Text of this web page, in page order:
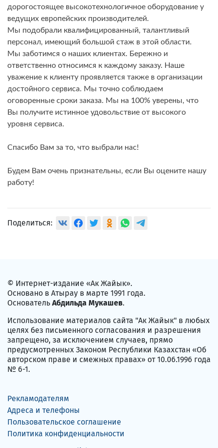
дорогостоящее высокотехнологичное оборудование у
ведущих европейских производителей.
Мы подобрали квалифицированный, талантливый
персонал, имеющий большой стаж в этой области.
Мы заботимся о наших клиентах. Бережно и
ответственно относимся к каждому заказу. Наше
уважение к клиенту проявляется также в организации
достойного сервиса. Мы точно соблюдаем
оговоренные сроки заказа. Мы на 100% уверены, что
Вы получите истинное удовольствие от высокого
уровня сервиса.
Спасибо Вам за то, что выбрали нас!
Будем Вам очень признательны, если Вы оцените нашу
работу!
Поделиться:
© Интернет-издание «Ак Жайык».
Основано в Атырау в марте 1991 года.
Основатель Абдильда Мукашев.
Использование материалов сайта "Ак Жайык" в любых
целях без письменного согласования и разрешения
запрещено, за исключением случаев, прямо
предусмотренных Законом Республики Казахстан «Об
авторском праве и смежных правах» от 10.06.1996 года
№ 6-1.
Рекламодателям
Адреса и телефоны
Пользовательское соглашение
Политика конфиденциальности